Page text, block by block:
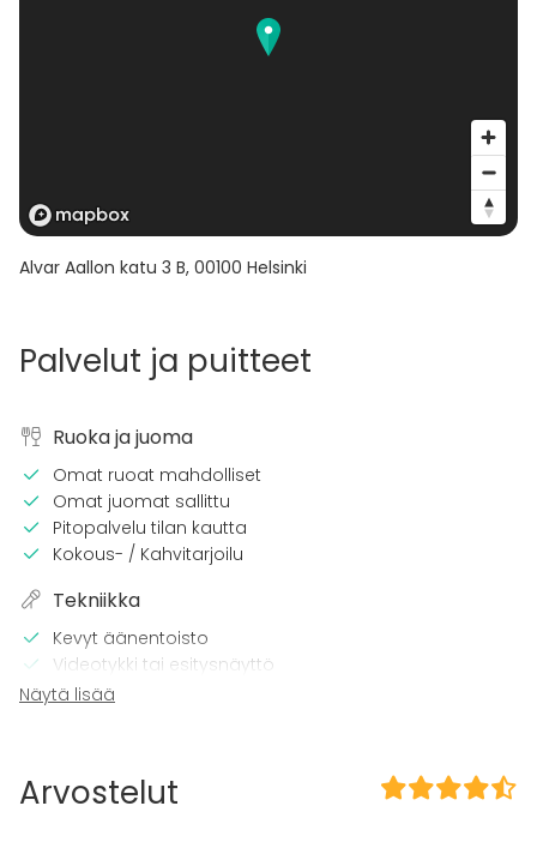
Alvar Aallon katu 3 B, 00100 Helsinki
Palvelut ja puitteet
Ruoka ja juoma
Omat ruoat mahdolliset
Omat juomat sallittu
Pitopalvelu tilan kautta
Kokous- / Kahvitarjoilu
Tekniikka
Kevyt äänentoisto
Videotykki tai esitysnäyttö
Wi-Fi
Terassi
Näytä lisää
Arvostelut